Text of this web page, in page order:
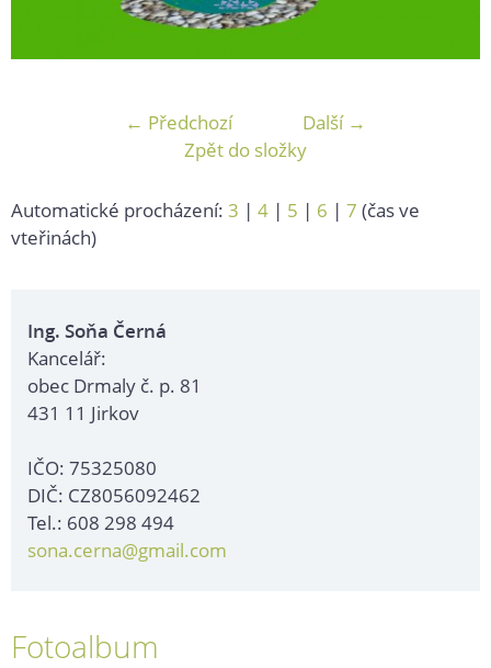
← Předchozí
Další →
Zpět do složky
Automatické procházení: 3 | 4 | 5 | 6 | 7 (čas ve
vteřinách)
Ing. Soňa Černá
Kancelář:
obec Drmaly č. p. 81
431 11 Jirkov
IČO: 75325080
DIČ: CZ8056092462
Tel.: 608 298 494
sona.cerna@gmail.com
Fotoalbum